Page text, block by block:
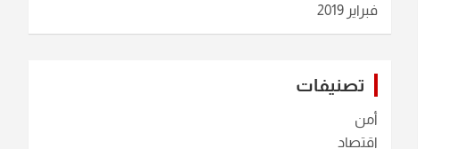
فبراير 2019
تصنيفات
أمن
اقتصاد